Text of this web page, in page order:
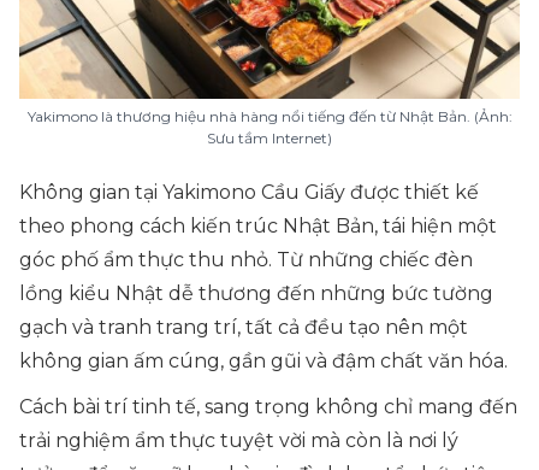
Yakimono là thương hiệu nhà hàng nổi tiếng đến từ Nhật Bản. (Ảnh:
Sưu tầm Internet)
Không gian tại Yakimono Cầu Giấy được thiết kế
theo phong cách kiến trúc Nhật Bản, tái hiện một
góc phố ẩm thực thu nhỏ. Từ những chiếc đèn
lồng kiểu Nhật dễ thương đến những bức tường
gạch và tranh trang trí, tất cả đều tạo nên một
không gian ấm cúng, gần gũi và đậm chất văn hóa.
Cách bài trí tinh tế, sang trọng không chỉ mang đến
trải nghiệm ẩm thực tuyệt vời mà còn là nơi lý